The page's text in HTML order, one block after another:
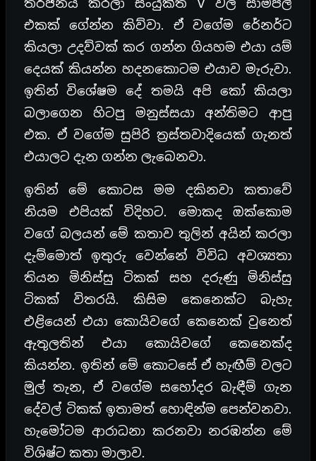
තර්ජනය කරලා සංයුක්ත V වල සාම්පල්
එකක් ගේන්න කිව්වා. ඒ වගේම රේනර්ට
කියලා උදව්වක් කර ගන්න ගියහම එයා යම්
දෙයක් කියන්න හදනකොටම එයාව මැරුවා.
ඉතින් විශේෂම දේ තමයි අපි කෝ කියලා
බලාගෙන හිටපු මනුස්සයා අන්තිමට ආපු
එක. ඒ වගේම සුපිරි ත්‍රස්තවාදියෙක් ගැනත්
එයාලට දැන ගන්න ලැබෙනවා.
ඉතින් මේ කොටස මම දකිනවා කතාවේ
නියම එපියක් විදිහට. මොකද ඔක්කොම
වගේ බලයන් මේ කතාව තුලින් අයින් කරලා
දැම්මොත් ඉතුරු වෙන්නේ විවිධ අවශ්‍යතා
තියන මිනිස්සු ටිකක් සහ දරුණු මිනිස්සු
ටිකක් විතරයි. කිසිම කෙනෙක්ට බැහැ
එළියෙන් එයා කොයිවගේ කෙනෙක් වුනෙත්
ඇතුලතින් එයා කොයිවගේ කෙනෙක්ද
කියන්න. ඉතින් මේ කොටසේ ඒ හැඟීම් වලට
මුල් තැන, ඒ වගේම සහෝදර බැඳීම් ගැන
දේවල් ටිකක් ඉතාමත් හොඳින්ම පෙන්වනවා.
හැමෝටම ආරාධනා කරනවා නරඹන්න මේ
විශිෂ්ට කතා මාලාව.